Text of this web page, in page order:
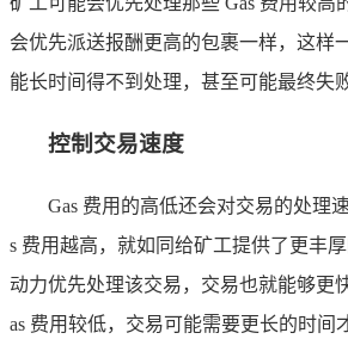
会优先派送报酬更高的包裹一样，这样
能长时间得不到处理，甚至可能最终失败
控制交易速度
Gas 费用的高低还会对交易的处理
s 费用越高，就如同给矿工提供了更丰
动力优先处理该交易，交易也就能够更
as 费用较低，交易可能需要更长的时间